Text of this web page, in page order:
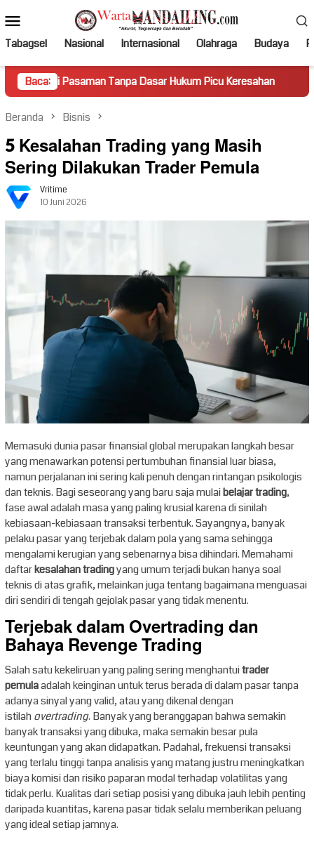
ke
kontenMobile
Tabagsel Nasional Internasional Olahraga Budaya
Baca:Tanpa Dasar Hukum Picu Keresahan Truk Miring
Beranda Bisnis
5 Kesalahan Trading yang Masih
Sering Dilakukan Trader Pemula
Vritime
10 Juni 2026
Memasuki dunia pasar finansial global merupakan langkah besar
yang menawarkan potensi pertumbuhan finansial luar biasa,
namun perjalanan ini sering kali penuh dengan rintangan psikologis
dan teknis. Bagi seseorang yang baru saja mulaibelajar trading,
fase awal adalah masa yang paling krusial karena di sinilah
kebiasaan-kebiasaan transaksi terbentuk. Sayangnya, banyak
pelaku pasar yang terjebak dalam pola yang sama sehingga
mengalami kerugian yang sebenarnya bisa dihindari. Memahami
daftarkesalahan tradingyang umum terjadi bukan hanya soal
teknis di atas grafik, melainkan juga tentang bagaimana menguasai
diri sendiri di tengah gejolak pasar yang tidak menentu.
Terjebak dalam Overtrading dan
Bahaya Revenge Trading
Salah satu kekeliruan yang paling sering menghantuitrader
pemulaadalah keinginan untuk terus berada di dalam pasar tanpa
adanya sinyal yang valid, atau yang dikenal dengan
istilahovertrading. Banyak yang beranggapan bahwa semakin
banyak transaksi yang dibuka, maka semakin besar pula
keuntungan yang akan didapatkan. Padahal, frekuensi transaksi
yang terlalu tinggi tanpa analisis yang matang justru meningkatkan
biaya komisi dan risiko paparan modal terhadap volatilitas yang
tidak perlu. Kualitas dari setiap posisi yang dibuka jauh lebih penting
daripada kuantitas, karena pasar tidak selalu memberikan peluang
yang ideal setiap jamnya.